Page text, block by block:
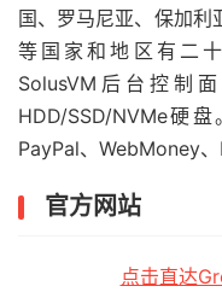
国、罗马尼亚、保加利
等国家和地区有二
SolusVM后台控制
HDD/SSD/NVMe硬
PayPal、WebMoney、
官方网站
点击直达